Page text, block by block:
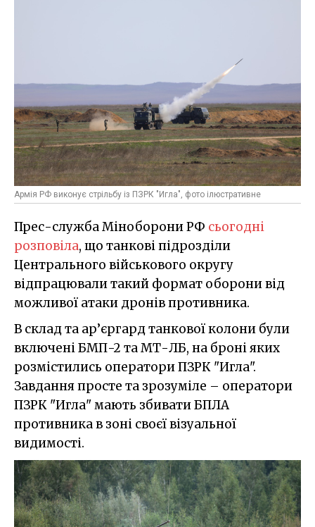
Армія РФ виконує стрільбу із ПЗРК "Игла", фото ілюстративне
Прес-служба Міноборони РФ сьогодні
розповіла, що танкові підрозділи
Центрального військового округу
відпрацювали такий формат оборони від
можливої атаки дронів противника.
В склад та ар’єргард танкової колони були
включені БМП-2 та МТ-ЛБ, на броні яких
розмістились оператори ПЗРК "Игла".
Завдання просте та зрозуміле – оператори
ПЗРК "Игла" мають збивати БПЛА
противника в зоні своєї візуальної
видимості.